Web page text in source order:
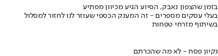
בזמן שהצפון נאבק, הסיוע הגיע מכיוון מפתיע
בעלי עסקים מספרים - זה המענק הכספי שעוזר לנו לחזור למסלול
בשיתוף מזרחי טפחות
נקיון פסח - לא מה שהכרתם